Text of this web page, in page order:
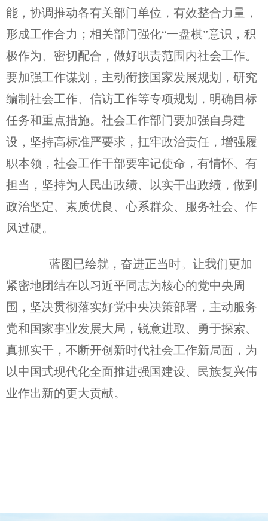
能，协调推动各有关部门单位，有效整合力量，
形成工作合力；相关部门强化“一盘棋”意识，积
极作为、密切配合，做好职责范围内社会工作。
要加强工作谋划，主动衔接国家发展规划，研究
编制社会工作、信访工作等专项规划，明确目标
任务和重点措施。社会工作部门要加强自身建
设，坚持高标准严要求，扛牢政治责任，增强履
职本领，社会工作干部要牢记使命，有情怀、有
担当，坚持为人民出政绩、以实干出政绩，做到
政治坚定、素质优良、心系群众、服务社会、作
风过硬。
蓝图已绘就，奋进正当时。让我们更加
紧密地团结在以习近平同志为核心的党中央周
围，坚决贯彻落实好党中央决策部署，主动服务
党和国家事业发展大局，锐意进取、勇于探索、
真抓实干，不断开创新时代社会工作新局面，为
以中国式现代化全面推进强国建设、民族复兴伟
业作出新的更大贡献。